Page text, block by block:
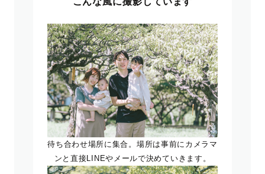
待ち合わせ場所に集合。場所は事前にカメラマ
ンと直接LINEやメールで決めていきます。